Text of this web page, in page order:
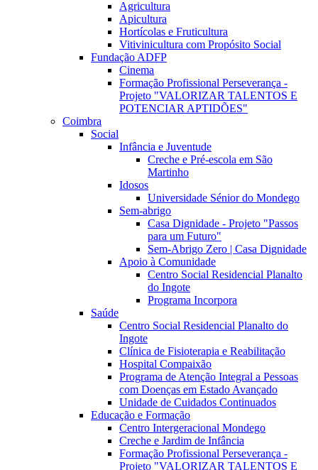
Agricultura
Apicultura
Hortícolas e Fruticultura
Vitivinicultura com Propósito Social
Fundação ADFP
Cinema
Formação Profissional Perseverança -
Projeto "VALORIZAR TALENTOS E
POTENCIAR APTIDÕES"
Coimbra
Social
Infância e Juventude
Creche e Pré-escola em São
Martinho
Idosos
Universidade Sénior do Mondego
Sem-abrigo
Casa Dignidade - Projeto "Passos
para um Futuro"
Sem-Abrigo Zero | Casa Dignidade
Apoio à Comunidade
Centro Social Residencial Planalto
do Ingote
Programa Incorpora
Saúde
Centro Social Residencial Planalto do
Ingote
Clínica de Fisioterapia e Reabilitação
Hospital Compaixão
Programa de Atenção Integral a Pessoas
com Doenças em Estado Avançado
Unidade de Cuidados Continuados
Educação e Formação
Centro Intergeracional Mondego
Creche e Jardim de Infância
Formação Profissional Perseverança -
Projeto "VALORIZAR TALENTOS E